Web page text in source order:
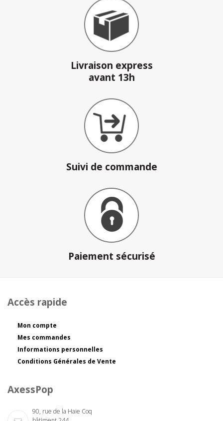
Livraison express
avant 13h
Suivi de commande
Paiement sécurisé
Accès rapide
Mon compte
Mes commandes
Informations personnelles
Conditions Générales de Vente
AxessPop
90, rue de la Haie Coq